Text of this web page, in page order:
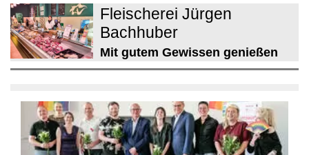
Fleischerei Jürgen
Bachhuber
Mit gutem Gewissen genießen